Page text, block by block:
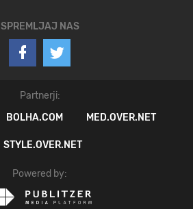
SPREMLJAJ NAS
Partnerji:
BOLHA.COM MED.OVER.NET
STYLE.OVER.NET
Powered by: